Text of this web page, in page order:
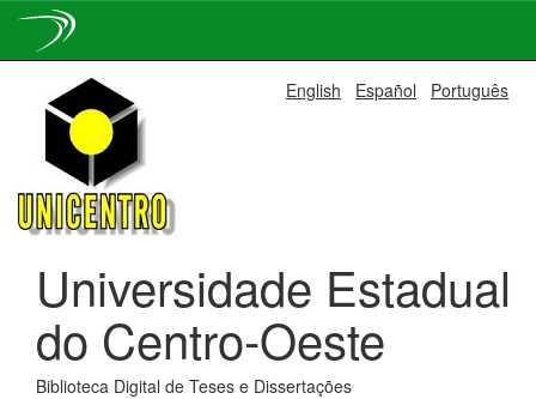
navigation
English Español Português
Universidade Estadual
do Centro-Oeste
Biblioteca Digital de Teses e Dissertações